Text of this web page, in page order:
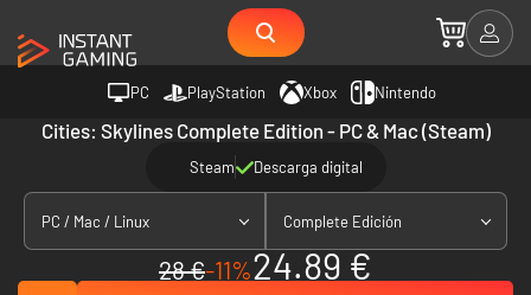
PC PlayStation Xbox Nintendo
Cities: Skylines Complete Edition - PC & Mac (Steam)
Steam Descarga digital
PC / Mac / Linux Complete Edición
28 €-11%24.89 €